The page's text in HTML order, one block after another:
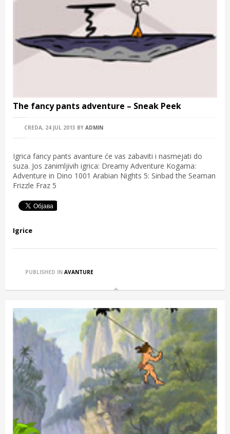
The fancy pants adventure – Sneak Peek
CREDA, 24 JUL 2013 BY ADMIN
Igrica fancy pants avanture će vas zabaviti i nasmejati do
suza. Jos zanimljivih igrica: Dreamy Adventure Kogama:
Adventure in Dino 1001 Arabian Nights 5: Sinbad the Seaman
Frizzle Fraz 5
Igrice
PUBLISHED IN AVANTURE